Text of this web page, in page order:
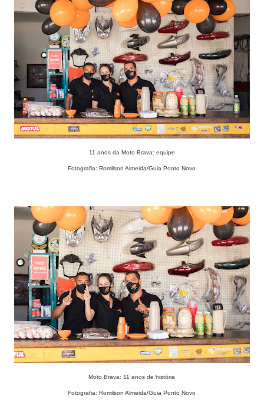
11 anos da Moto Brava: equipe
Fotografia: Romilson Almeida/Guia Ponto Novo
Moto Brava: 11 anos de história
Fotografia: Romilson Almeida/Guia Ponto Novo